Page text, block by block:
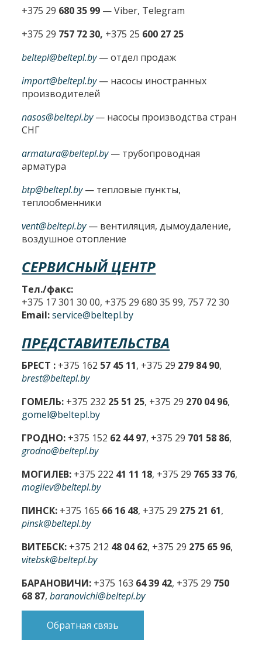
+375 29 680 35 99 — Viber, Telegram
+375 29 757 72 30, +375 25 600 27 25
beltepl@beltepl.by— отдел продаж
import@beltepl.by— насосы иностранных
производителей
nasos@beltepl.by— насосы производства стран
СНГ
armatura@beltepl.by— трубопроводная
арматура
btp@beltepl.by— тепловые пункты,
теплообменники
vent@beltepl.by— вентиляция, дымоудаление,
воздушное отопление
СЕРВИСНЫЙ ЦЕНТР
Тел./факс:
+375 17 301 30 00, +375 29 680 35 99, 757 72 30
Email: service@beltepl.by
ПРЕДСТАВИТЕЛЬСТВА
БРЕСТ : +375 162 57 45 11, +375 29 279 84 90,
brest@beltepl.by
ГОМЕЛЬ: +375 232 25 51 25, +375 29 270 04 96,
gomel@beltepl.by
ГРОДНО: +375 152 62 44 97, +375 29 701 58 86,
grodno@beltepl.by
МОГИЛЕВ: +375 222 41 11 18, +375 29 765 33 76,
mogilev@beltepl.by
ПИНСК: +375 165 66 16 48, +375 29 275 21 61,
pinsk@beltepl.by
ВИТЕБСК: +375 212 48 04 62, +375 29 275 65 96,
vitebsk@beltepl.by
БАРАНОВИЧИ: +375 163 64 39 42, +375 29 750
68 87,baranovichi@beltepl.by
Обратная связь